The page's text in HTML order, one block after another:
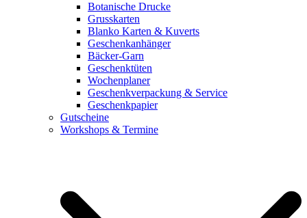
Botanische Drucke
Grusskarten
Blanko Karten & Kuverts
Geschenkanhänger
Bäcker-Garn
Geschenktüten
Wochenplaner
Geschenkverpackung & Service
Geschenkpapier
Gutscheine
Workshops & Termine